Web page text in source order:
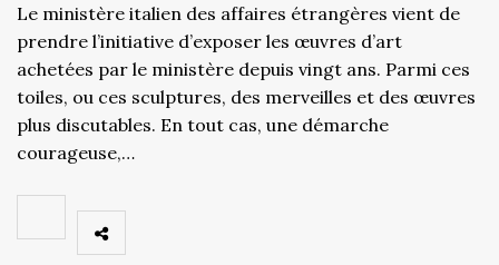
Le ministère italien des affaires étrangères vient de
prendre l’initiative d’exposer les œuvres d’art
achetées par le ministère depuis vingt ans. Parmi ces
toiles, ou ces sculptures, des merveilles et des œuvres
plus discutables. En tout cas, une démarche
courageuse,…